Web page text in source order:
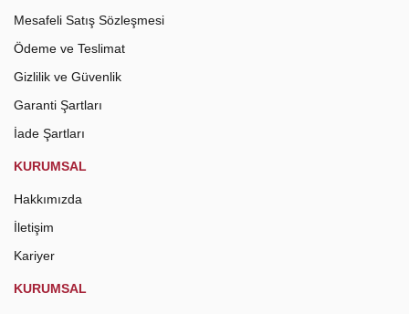
Mesafeli Satış Sözleşmesi
Ödeme ve Teslimat
Gizlilik ve Güvenlik
Garanti Şartları
İade Şartları
KURUMSAL
Hakkımızda
İletişim
Kariyer
KURUMSAL